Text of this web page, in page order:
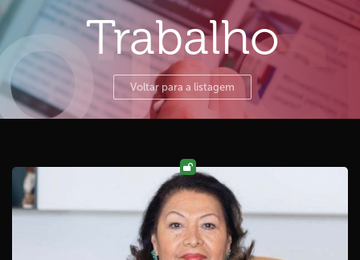
Trabalho
Voltar para a listagem